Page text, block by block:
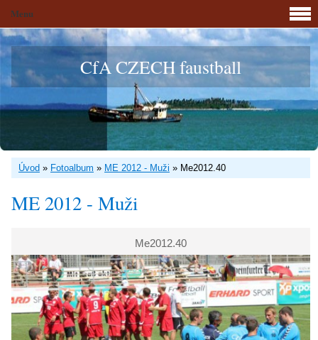
CfA CZECH faustball
Úvod » Fotoalbum » ME 2012 - Muži » Me2012.40
ME 2012 - Muži
Me2012.40
Menu